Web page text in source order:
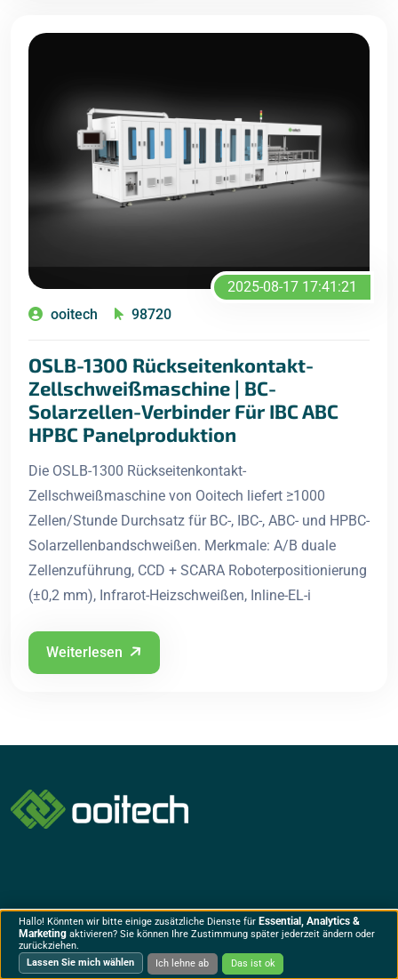
2025-08-17 17:41:21
ooitech
98720
OSLB-1300 Rückseitenkontakt-
Zellschweißmaschine | BC-
Solarzellen-Verbinder Für IBC ABC
HPBC Panelproduktion
Die OSLB-1300 Rückseitenkontakt-
Zellschweißmaschine von Ooitech liefert ≥1000
Zellen/Stunde Durchsatz für BC-, IBC-, ABC- und HPBC-
Solarzellenbandschweißen. Merkmale: A/B duale
Zellenzuführung, CCD + SCARA Roboterpositionierung
(±0,2 mm), Infrarot-Heizschweißen, Inline-EL-i
Weiterlesen
Unternehmen
Lösung
Dienstleistungen
5MW halbautomatische
Hallo! Könnten wir bitte einige zusätzliche Dienste für Essential, Analytics &
Marketing aktivieren? Sie können Ihre Zustimmung später jederzeit ändern oder
zurückziehen.
Lassen Sie mich wählen
Ich lehne ab Das ist ok